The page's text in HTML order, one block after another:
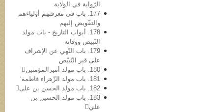
الرّوایة في الولایة
177. باب فی معرفتهم أولیاءهم
والتفّویض إلیهم
178. أبواب التاریخ - باب مولد
النّبيص ووفاته
179. باب النّهي عن الإشراف
علی قبر النّبيّص
180. باب مولد أمیرالمؤمنین
181. باب مولد الزّهراء فاطمة‘
182. باب مولد الحسن بن علی
183. باب مولد الحسین بن
علي